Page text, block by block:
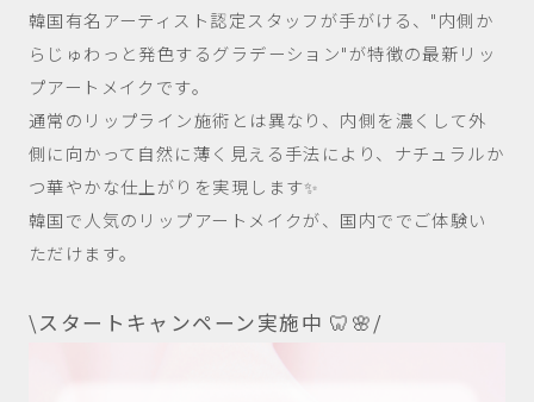
韓国有名アーティスト認定スタッフが手がける、"内側か
らじゅわっと発色するグラデーション"が特徴の最新リッ
プアートメイクです。
通常のリップライン施術とは異なり、内側を濃くして外
側に向かって自然に薄く見える手法により、ナチュラルか
つ華やかな仕上がりを実現します✨
韓国で人気のリップアートメイクが、国内ででご体験い
ただけます。
\スタートキャンペーン実施中 🦷🌸/